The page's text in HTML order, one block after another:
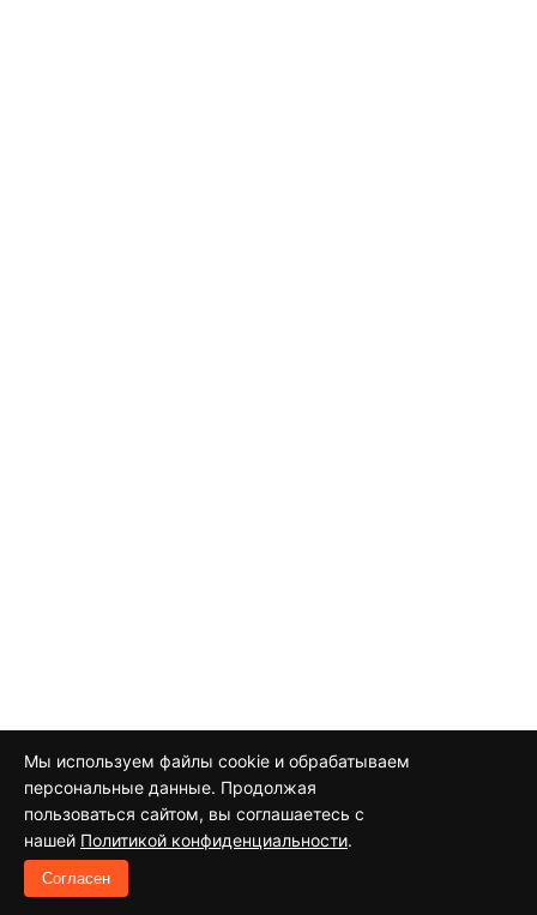
Мы используем файлы cookie и обрабатываем
персональные данные. Продолжая
пользоваться сайтом, вы соглашаетесь с
нашей Политикой конфиденциальности.
Согласен